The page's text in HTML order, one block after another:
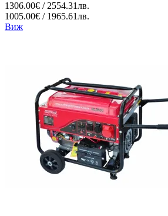
1306.00€ / 2554.31лв.
1005.00€ / 1965.61лв.
Виж